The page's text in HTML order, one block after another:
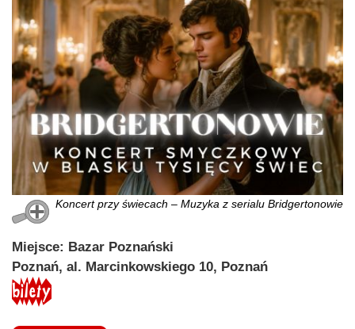
Koncert przy świecach – Muzyka z serialu Bridgertonowie
Miejsce: Bazar Poznański
Poznań, al. Marcinkowskiego 10, Poznań